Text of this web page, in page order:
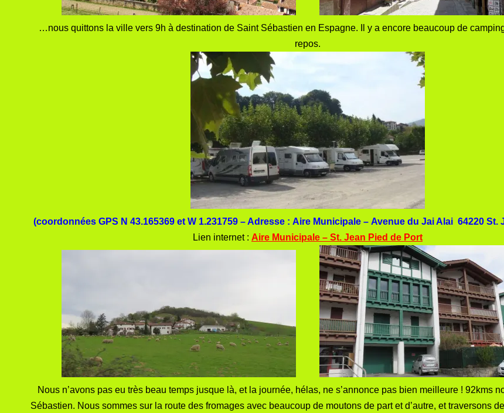
…nous quittons la ville vers 9h à destination de Saint Sébastien en Espagne. Il y a encore beaucoup de
repos.
(coordonnées GPS N 43.165369 et W 1.231759 – Adresse : Aire Municipale – Avenue du Jai Alai 64220 St.
Lien internet : Aire Municipale – St. Jean Pied de Port
Nous n’avons pas eu très beau temps jusque là, et la journée, hélas, ne s’annonce pas bien meilleure ! 92kms
Sébastien. Nous sommes sur la route des fromages avec beaucoup de moutons de part et d’autre, et traversons